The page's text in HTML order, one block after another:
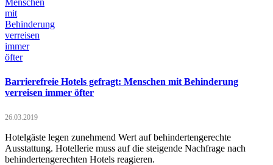
Barrierefreie Hotels gefragt: Menschen mit Behinderung
verreisen immer öfter
26.03.2019
Hotelgäste legen zunehmend Wert auf behindertengerechte
Ausstattung. Hotellerie muss auf die steigende Nachfrage nach
behindertengerechten Hotels reagieren.